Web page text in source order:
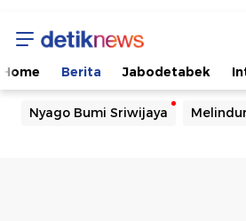
Home Berita Jabodetabek
Nyago Bumi Sriwijaya